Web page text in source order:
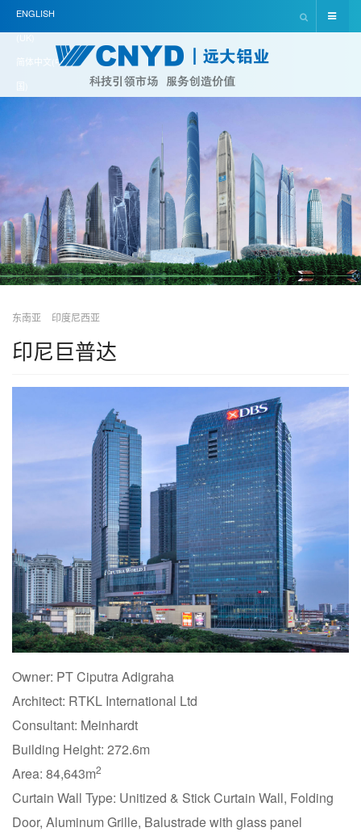
ENGLISH
(UK)
简体中文(中
国)
东南亚 印度尼西亚
印尼巨普达
Owner: PT Ciputra Adigraha
Architect: RTKL International Ltd
Consultant: Meinhardt
Building Height: 272.6m
Area: 84,643m2
Curtain Wall Type: Unitized & Stick Curtain Wall, Folding
Door, Aluminum Grille, Balustrade with glass panel